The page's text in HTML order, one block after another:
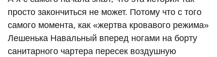
просто закончиться не может. Потому что с того
самого момента, как «жертва кровавого режима»
Лешенька Навальный вперед ногами на борту
санитарного чартера пересек воздушную